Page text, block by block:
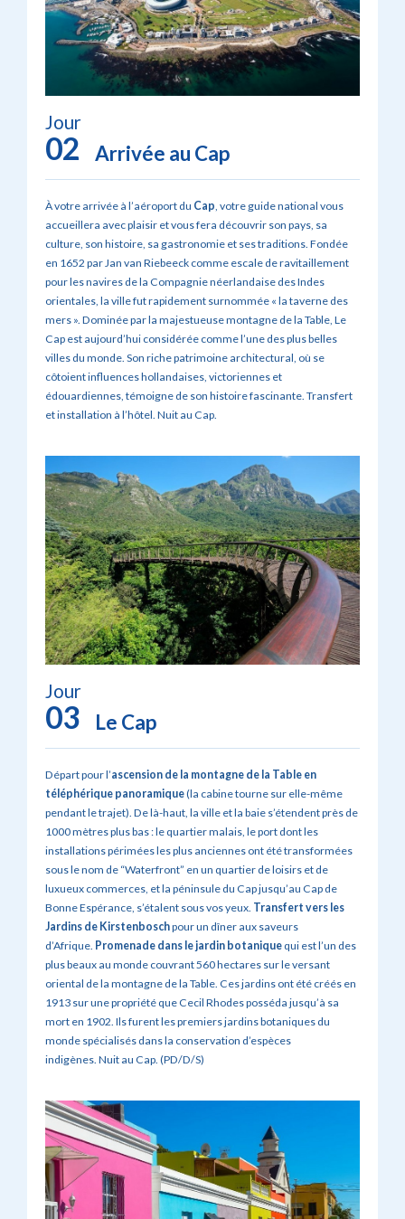
Jour
02 Arrivée au Cap
À votre arrivée à l’aéroport du Cap , votre guide national vous
accueillera avec plaisir et vous fera découvrir son pays, sa
culture, son histoire, sa gastronomie et ses traditions. Fondée
en 1652 par Jan van Riebeeck comme escale de ravitaillement
pour les navires de la Compagnie néerlandaise des Indes
orientales, la ville fut rapidement surnommée « la taverne des
mers ». Dominée par la majestueuse montagne de la Table, Le
Cap est aujourd’hui considérée comme l’une des plus belles
villes du monde. Son riche patrimoine architectural, où se
côtoient influences hollandaises, victoriennes et
édouardiennes, témoigne de son histoire fascinante. Transfert
et installation à l’hôtel. Nuit au Cap.
Jour
03 Le Cap
Départ pour l’ascension de la montagne de la Table en
téléphérique panoramique(la cabine tourne sur elle-même
pendant le trajet). De là-haut, la ville et la baie s’étendent près de
1000 mètres plus bas : le quartier malais, le port dont les
installations périmées les plus anciennes ont été transformées
sous le nom de “Waterfront” en un quartier de loisirs et de
luxueux commerces, et la péninsule du Cap jusqu’au Cap de
Bonne Espérance, s’étalent sous vos yeux. Transfert vers les
Jardins de Kirstenboschpour un dîner aux saveurs
d’Afrique. Promenade dans le jardin botanique qui est l’un des
plus beaux au monde couvrant 560 hectares sur le versant
oriental de la montagne de la Table. Ces jardins ont été créés en
1913 sur une propriété que Cecil Rhodes posséda jusqu’à sa
mort en 1902. Ils furent les premiers jardins botaniques du
monde spécialisés dans la conservation d’espèces
indigènes. Nuit au Cap. (PD/D/S)